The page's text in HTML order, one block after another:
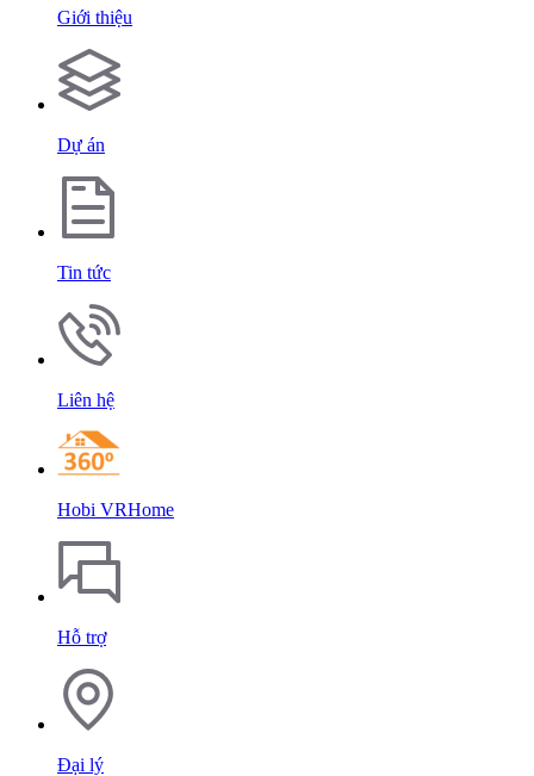
Giới thiệu
Dự án
Tin tức
Liên hệ
Hobi VRHome
Hỗ trợ
Đại lý